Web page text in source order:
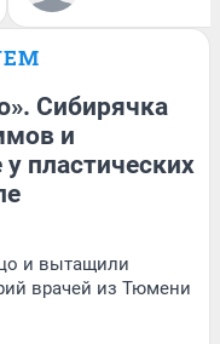
Сибирячка
и
пластических
и вытащили
врачей из Тюмени